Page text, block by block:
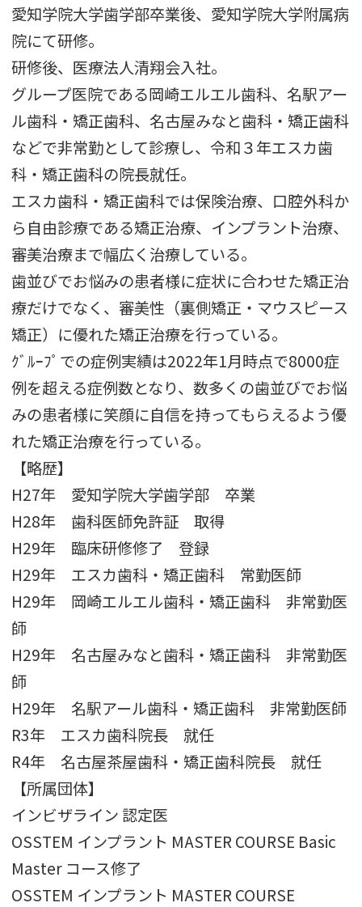
愛知学院大学歯学部卒業後、愛知学院大学附属病
院にて研修。
研修後、医療法人清翔会入社。
グループ医院である岡崎エルエル歯科、名駅アー
ル歯科・矯正歯科、名古屋みなと歯科・矯正歯科
などで非常勤として診療し、令和３年エスカ歯
科・矯正歯科の院長就任。
エスカ歯科・矯正歯科では保険治療、口腔外科か
ら自由診療である矯正治療、インプラント治療、
審美治療まで幅広く治療している。
歯並びでお悩みの患者様に症状に合わせた矯正治
療だけでなく、審美性（裏側矯正・マウスピース
矯正）に優れた矯正治療を行っている。
ｸﾞﾙｰﾌﾟでの症例実績は2022年1月時点で8000症
例を超える症例数となり、数多くの歯並びでお悩
みの患者様に笑顔に自信を持ってもらえるよう優
れた矯正治療を行っている。
【略歴】
H27年 愛知学院大学歯学部 卒業
H28年 歯科医師免許証 取得
H29年 臨床研修修了 登録
H29年 エスカ歯科・矯正歯科 常勤医師
H29年 岡崎エルエル歯科・矯正歯科 非常勤医
師
H29年 名古屋みなと歯科・矯正歯科 非常勤医
師
H29年 名駅アール歯科・矯正歯科 非常勤医師
R3年 エスカ歯科院長 就任
R4年 名古屋茶屋歯科・矯正歯科院長 就任
【所属団体】
インビザライン 認定医
OSSTEM インプラント MASTER COURSE Basic
Master コース修了
OSSTEM インプラント MASTER COURSE